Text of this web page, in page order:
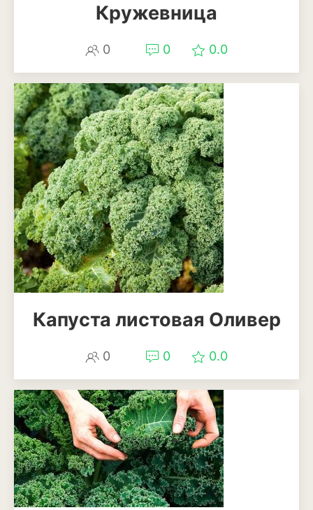
Кинза или кориандр
Мелисса
Мята
Петрушка
Розмарин
Рукола или индау
Тимьян или чабрец
Укроп
Шалфей или сальвия
Щавель
Молиния
Овсяница
Осока
Пеннисетум или
перистощетинник
Кружевница
0 0 0.0
Капуста листовая Оливер
0 0 0.0